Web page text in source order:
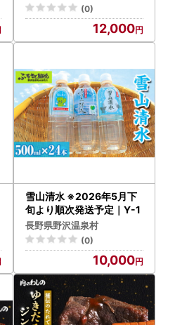
(0)
12,000
雪山清水 ※2026年5月下
旬より順次発送予定｜Y-1
長野県野沢温泉村
(0)
10,000